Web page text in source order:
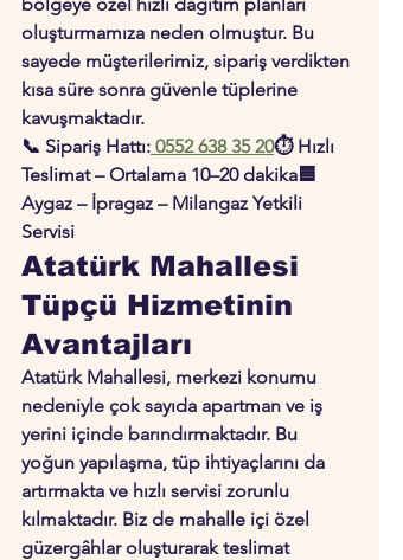
oluşturmamıza neden olmuştur. Bu
sayede müşterilerimiz, sipariş verdikten
kısa süre sonra güvenle tüplerine
kavuşmaktadır.
📞 Sipariş Hattı: 0552 638 35 20⏱ Hızlı
Teslimat – Ortalama 10–20 dakika🟦
Aygaz – İpragaz – Milangaz Yetkili
Servisi
Atatürk Mahallesi
Tüpçü Hizmetinin
Avantajları
Atatürk Mahallesi, merkezi konumu
nedeniyle çok sayıda apartman ve iş
yerini içinde barındırmaktadır. Bu
yoğun yapılaşma, tüp ihtiyaçlarını da
artırmakta ve hızlı servisi zorunlu
kılmaktadır. Biz de mahalle içi özel
güzergâhlar oluşturarak teslimat